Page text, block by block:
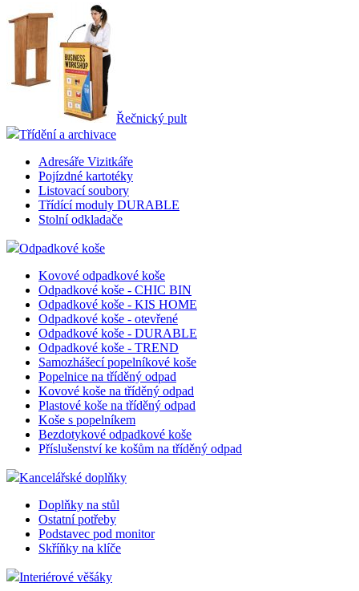
Řečnický pult
Třídění a archivace
Adresáře Vizitkáře
Pojízdné kartotéky
Listovací soubory
Třídící moduly DURABLE
Stolní odkladače
Odpadkové koše
Kovové odpadkové koše
Odpadkové koše - CHIC BIN
Odpadkové koše - KIS HOME
Odpadkové koše - otevřené
Odpadkové koše - DURABLE
Odpadkové koše - TREND
Samozhášecí popelníkové koše
Popelnice na tříděný odpad
Kovové koše na tříděný odpad
Plastové koše na tříděný odpad
Koše s popelníkem
Bezdotykové odpadkové koše
Příslušenství ke košům na tříděný odpad
Kancelářské doplňky
Doplňky na stůl
Ostatní potřeby
Podstavec pod monitor
Skříňky na klíče
Interiérové věšáky